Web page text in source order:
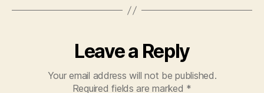
Leave a Reply
Your email address will not be published.
Required fields are marked *